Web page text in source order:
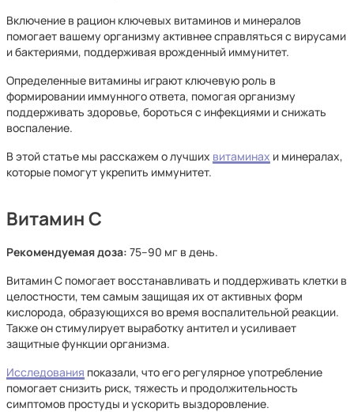
Включение в рацион ключевых витаминов и минералов
помогает вашему организму активнее справляться с вирусами
и бактериями, поддерживая врожденный иммунитет.
Определенные витамины играют ключевую роль в
формировании иммунного ответа, помогая организму
поддерживать здоровье, бороться с инфекциями и снижать
воспаление.
В этой статье мы расскажем о лучших витаминах и минералах,
которые помогут укрепить иммунитет.
Витамин C
Рекомендуемая доза: 75–90 мг в день.
Витамин C помогает восстанавливать и поддерживать клетки в
целостности, тем самым защищая их от активных форм
кислорода, образующихся во время воспалительной реакции.
Также он стимулирует выработку антител и усиливает
защитные функции организма.
Исследования показали, что его регулярное употребление
помогает снизить риск, тяжесть и продолжительность
симптомов простуды и ускорить выздоровление.